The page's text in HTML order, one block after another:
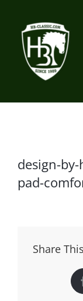
Inhalt
springen
design-
pad-
Share